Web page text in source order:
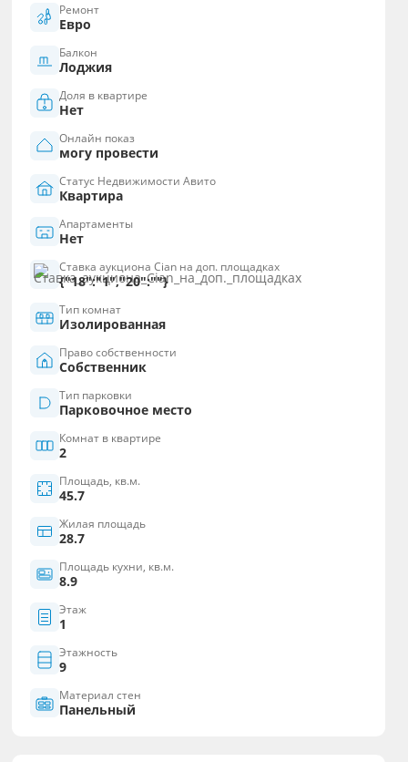
Ремонт
Евро
Балкон
Лоджия
Доля в квартире
Нет
Онлайн показ
могу провести
Статус Недвижимости Авито
Квартира
Апартаменты
Нет
Ставка аукциона Cian на доп. площадках
{"18":"1","20":""}
Тип комнат
Изолированная
Право собственности
Собственник
Тип парковки
Парковочное место
Комнат в квартире
2
Площадь, кв.м.
45.7
Жилая площадь
28.7
Площадь кухни, кв.м.
8.9
Этаж
1
Этажность
9
Материал стен
Панельный